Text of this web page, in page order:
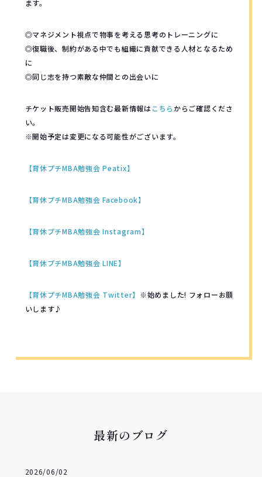
ます。
◎マネジメント視点で物事を考える思考のトレーニングに
◎復職後、制約がある中でも組織に貢献できる人材となるため
に
◎同じ志を持つ素敵な仲間との出会いに
チケット販売開始告知含む最新情報はこちらからご確認くださ
い。
※開始予定は変更になる可能性がございます。
【育休プチMBA勉強会 Peatix】
【育休プチMBA勉強会 Facebook】
【育休プチMBA勉強会 Instagram】
【育休プチMBA勉強会 LINE】
【育休プチMBA勉強会 Twitter】 ※始めました! フォローお願
いします♪
最新のブログ
2026/06/02